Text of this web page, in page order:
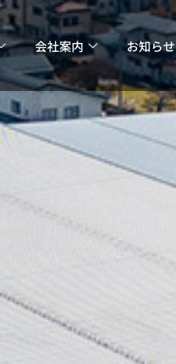
会社案内 お知らせ